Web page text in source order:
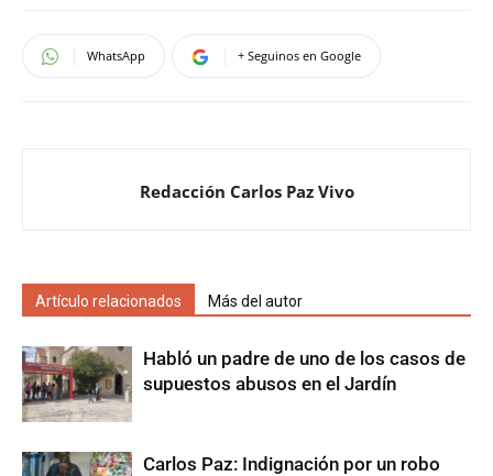
WhatsApp + Seguinos en Google
Redacción Carlos Paz Vivo
Artículo relacionados Más del autor
Habló un padre de uno de los casos de
supuestos abusos en el Jardín
Carlos Paz: Indignación por un robo